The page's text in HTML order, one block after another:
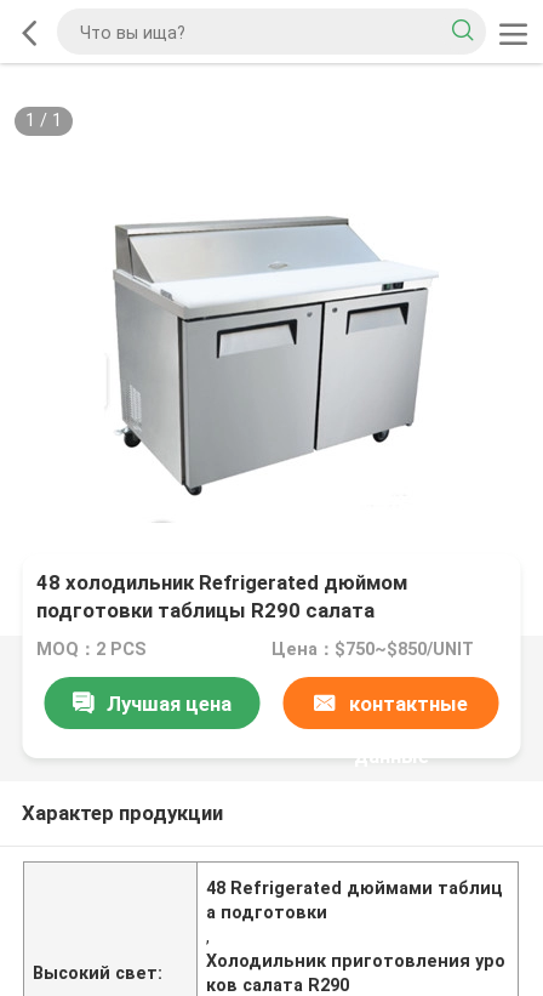
1 / 1
48 холодильник Refrigerated дюймом
подготовки таблицы R290 салата
приготовления уроков 12,9 Cu.Ft
MOQ：2 PCS Цена：$750~$850/UNIT
Лучшая цена контактные
данные
Характер продукции
Высокий свет:
48 Refrigerated дюймами таблиц
а подготовки
,
Холодильник приготовления уро
ков салата R290